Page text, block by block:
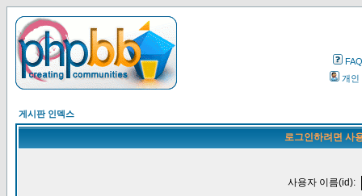
FAQ
개인
게시판 인덱스
로그인하려면 사
사용자 이름(id):